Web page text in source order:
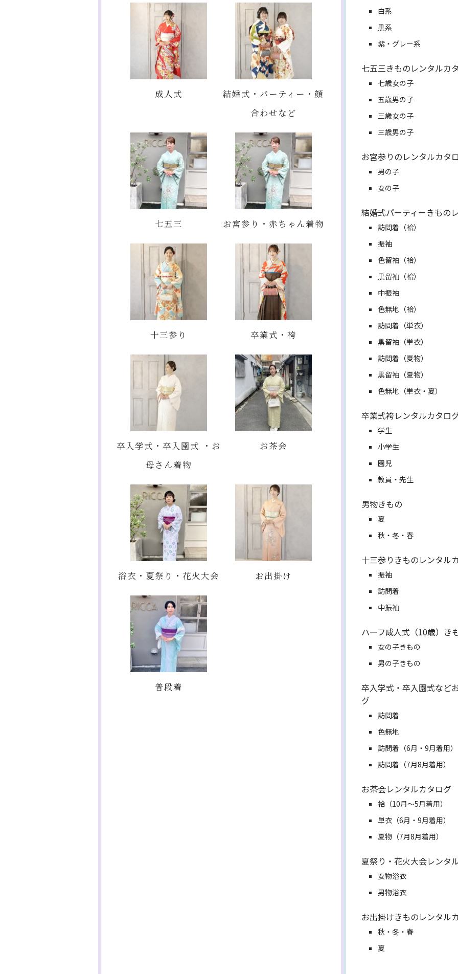
成人式
結婚式・パーティー・顔
合わせなど
七五三 お宮参り・赤ちゃん着物
十三参り 卒業式・袴
卒入学式・卒入園式 ・お
母さん着物
お茶会
浴衣・夏祭り・花火大会 お出掛け
普段着
白系
黒系
紫・グレー系
七五三きものレンタルカ
七歳女の子
五歳男の子
三歳女の子
三歳男の子
お宮参りのレンタルカタ
男の子
女の子
結婚式パーティーきもの
訪問着（袷）
振袖
色留袖（袷）
黒留袖（袷）
中振袖
色無地（袷）
訪問着（単衣）
黒留袖（単衣）
訪問着（夏物）
黒留袖（夏物）
色無地（単衣・夏）
卒業式袴レンタルカタロ
学生
小学生
園児
教員・先生
男物きもの
夏
秋・冬・春
十三参りきものレンタル
振袖
訪問着
中振袖
ハーフ成人式（10歳）き
女の子きもの
男の子きもの
卒入学式・卒入園式など
グ
訪問着
色無地
訪問着（6月・9月着用）
訪問着（7月8月着用）
お茶会レンタルカタログ
袷（10月～5月着用）
単衣（6月・9月着用）
夏物（7月8月着用）
夏祭り・花火大会レンタ
女物浴衣
男物浴衣
お出掛けきものレンタル
秋・冬・春
夏